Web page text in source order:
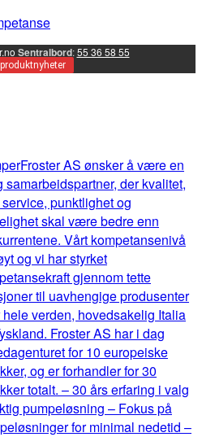
Sentralbord:55 36 58 55
Froster AS ønsker å være en
samarbeidspartner, der kvalitet,
punktlighet og
skal være bedre enn
Vårt kompetansenivå
og vi har styrket
gjennom tette
til uavhengige produsenter
hele verden, hovedsakelig Italia
Froster AS har i dag
for 10 europeiske
og er forhandler for 30
totalt. – 30 års erfaring i valg
pumpeløsning – Fokus på
for minimal nedetid –